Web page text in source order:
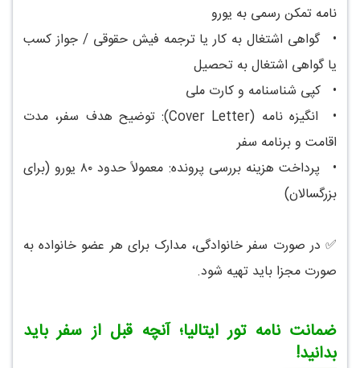
نامه تمکن رسمی به یورو
•
گواهی اشتغال به کار یا ترجمه فیش حقوقی / جواز کسب
یا گواهی اشتغال به تحصیل
• کپی شناسنامه و کارت ملی
•
انگیزه نامه (Cover Letter): توضیح هدف سفر، مدت
اقامت و برنامه سفر
•
پرداخت هزینه بررسی پرونده: معمولاً حدود ۸۰ یورو (برای
بزرگسالان)
✅ در صورت سفر خانوادگی، مدارک برای هر عضو خانواده به
صورت مجزا باید تهیه شود.
ضمانت نامه تور ایتالیا؛ آنچه قبل از سفر باید
بدانید!